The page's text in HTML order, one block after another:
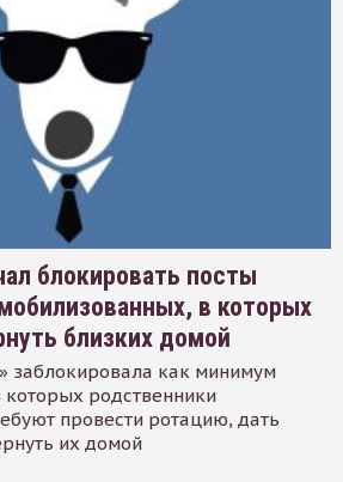
блокировать посты
в которых
близких домой
заблокировала как минимум
которых родственники
провести ротацию, дать
их домой